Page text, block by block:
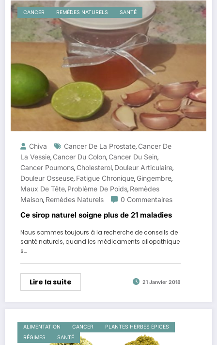
CANCER REMÈDES NATURELS SANTÉ
Chiva Cancer De La Prostate, Cancer De
La Vessie, Cancer Du Colon, Cancer Du Sein,
Cancer Poumons, Cholesterol, Douleur Articulaire,
Douleur Osseuse, Fatigue Chronique, Gingembre,
Maux De Tête, Problème De Poids, Remèdes
Maison, Remèdes Naturels 0 Commentaires
Ce sirop naturel soigne plus de 21 maladies
Nous sommes toujours à la recherche de conseils de
santé naturels, quand les médicaments allopathique
s…
Lire la suite 21 Janvier 2018
ALIMENTATION CANCER
PLANTES HERBES ÉPICES
RÉGIMES
SANTÉ